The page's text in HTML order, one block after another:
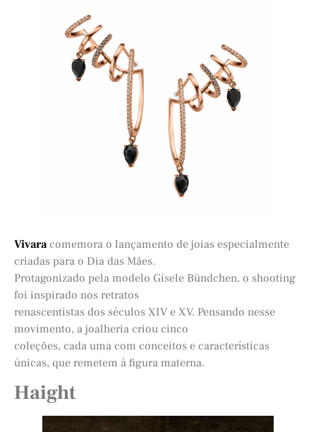
Vivaracomemora o lançamento de joias especialmente
criadas para o Dia das Mães.
Protagonizado pela modelo Gisele Bündchen, o shooting
foi inspirado nos retratos
renascentistas dos séculos XIV e XV. Pensando nesse
movimento, a joalheria criou cinco
coleções, cada uma com conceitos e características
únicas, que remetem à figura materna.
Haight